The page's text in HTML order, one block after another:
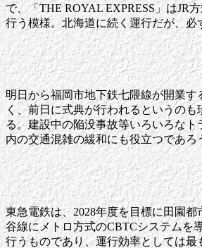
で、「THE ROYAL EXPRESS」はJR
行う模様。北海道に続く運行だが、
明日から福岡市地下鉄七隈線が開業
く、前日に式典が行われるというの
る。建設中の陥没事故等いろいろな
内の交通混雑の緩和にも役立つであろ
東急電鉄は、2028年度を目標に田園
谷線にメトロ方式のCBTCシステムを
行うものであり、運行効率としては